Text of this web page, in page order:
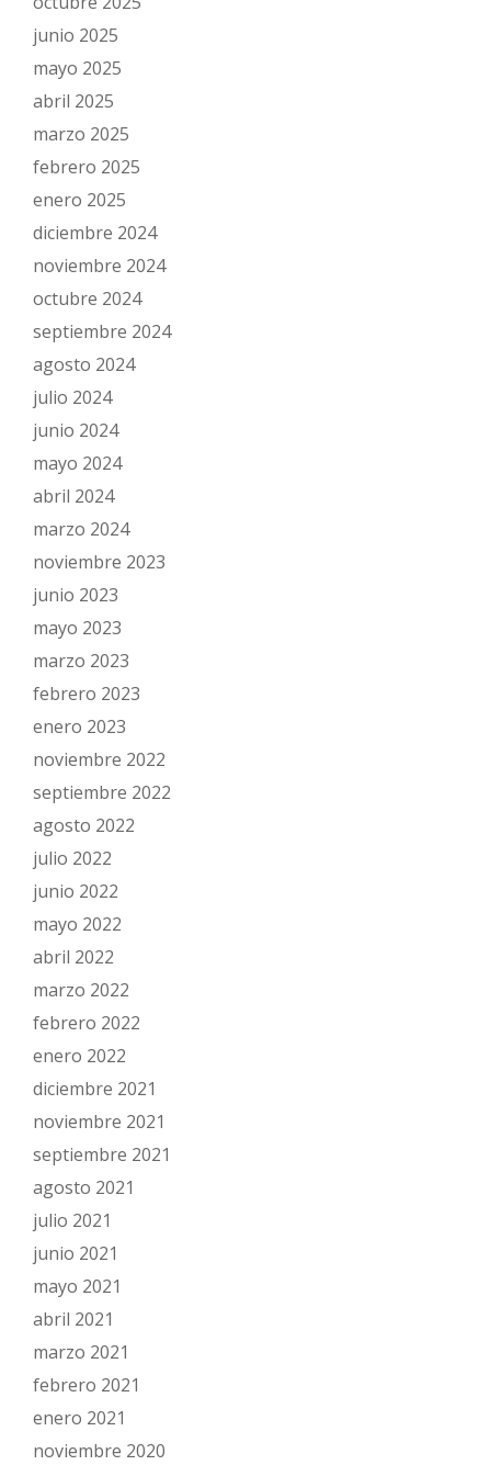
junio 2025
mayo 2025
abril 2025
marzo 2025
febrero 2025
enero 2025
diciembre 2024
noviembre 2024
octubre 2024
septiembre 2024
agosto 2024
julio 2024
junio 2024
mayo 2024
abril 2024
marzo 2024
noviembre 2023
junio 2023
mayo 2023
marzo 2023
febrero 2023
enero 2023
noviembre 2022
septiembre 2022
agosto 2022
julio 2022
junio 2022
mayo 2022
abril 2022
marzo 2022
febrero 2022
enero 2022
diciembre 2021
noviembre 2021
septiembre 2021
agosto 2021
julio 2021
junio 2021
mayo 2021
abril 2021
marzo 2021
febrero 2021
enero 2021
noviembre 2020